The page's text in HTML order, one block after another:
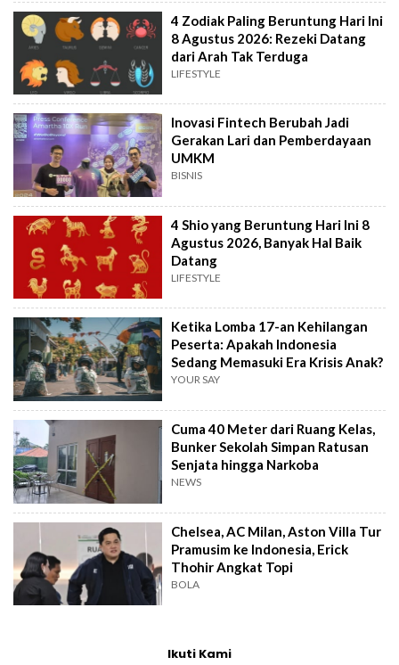
4 Zodiak Paling Beruntung Hari Ini
8 Agustus 2026: Rezeki Datang
dari Arah Tak Terduga
LIFESTYLE
Inovasi Fintech Berubah Jadi
Gerakan Lari dan Pemberdayaan
UMKM
BISNIS
4 Shio yang Beruntung Hari Ini 8
Agustus 2026, Banyak Hal Baik
Datang
LIFESTYLE
Ketika Lomba 17-an Kehilangan
Peserta: Apakah Indonesia
Sedang Memasuki Era Krisis Anak?
YOUR SAY
Cuma 40 Meter dari Ruang Kelas,
Bunker Sekolah Simpan Ratusan
Senjata hingga Narkoba
NEWS
Chelsea, AC Milan, Aston Villa Tur
Pramusim ke Indonesia, Erick
Thohir Angkat Topi
BOLA
Ikuti Kami